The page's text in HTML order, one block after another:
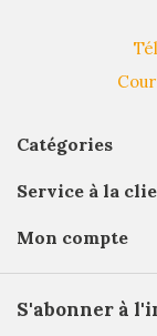
Catégories
Service à la
Mon compte
S'abonner à